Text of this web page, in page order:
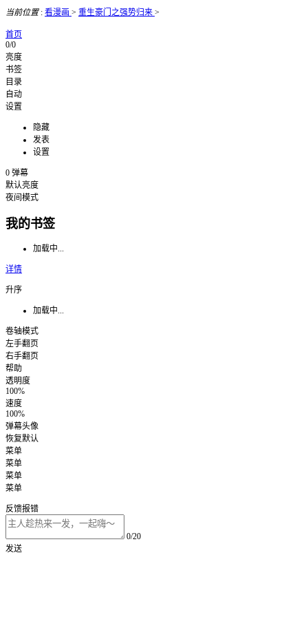
当前位置: 看漫画 > 重生豪门之强势归来 >
首页
0/0
亮度
书签
目录
自动
设置
隐藏
发表
设置
0 弹幕
默认亮度
夜间模式
我的书签
加载中...
详情
升序
加载中...
卷轴模式
左手翻页
右手翻页
帮助
透明度
100%
速度
100%
弹幕头像
恢复默认
菜单
菜单
菜单
菜单
反馈报错
0/20
发送